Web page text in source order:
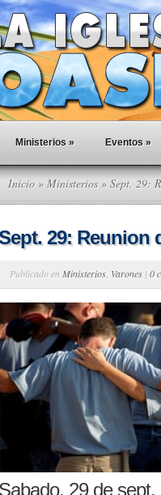
Ministerios » Eventos »
Inicio » Ministerios» Sept. 29:
29: Reunion
Publicado en Ministerios Varones | 0
Sabado, 29 de